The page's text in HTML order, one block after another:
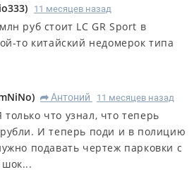
) 11 месяцев назад
руб стоит LC GR Sport в
то китайский недомерок типа
) R Антоний 11 месяцев назад
что узнал, что теперь
И теперь поди и в полицию
подавать чертеж парковки с